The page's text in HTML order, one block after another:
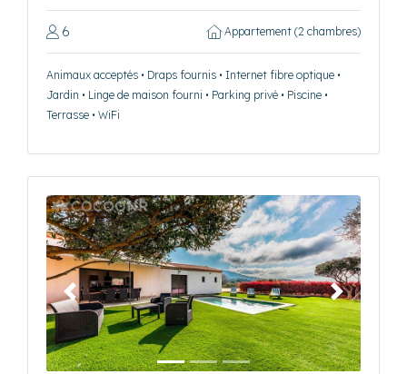
6 Appartement (2 chambres)
Animaux acceptés • Draps fournis • Internet fibre optique •
Jardin • Linge de maison fourni • Parking privé • Piscine •
Terrasse • WiFi
Précédent Suivant